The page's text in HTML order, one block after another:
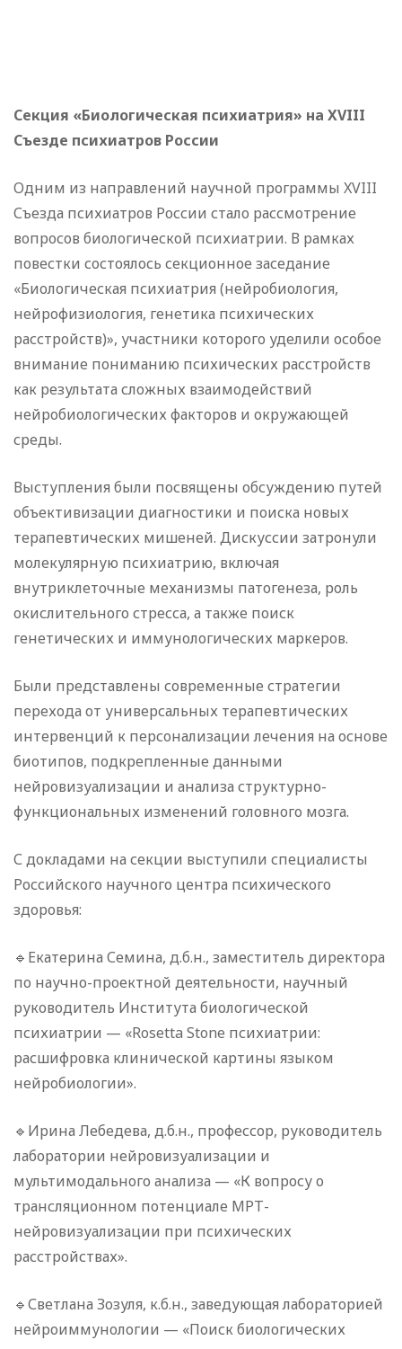
Секция «Биологическая психиатрия» на XVIII
Съезде психиатров России
Одним из направлений научной программы XVIII
Съезда психиатров России стало рассмотрение
вопросов биологической психиатрии. В рамках
повестки состоялось секционное заседание
«Биологическая психиатрия (нейробиология,
нейрофизиология, генетика психических
расстройств)», участники которого уделили особое
внимание пониманию психических расстройств
как результата сложных взаимодействий
нейробиологических факторов и окружающей
среды.
Выступления были посвящены обсуждению путей
объективизации диагностики и поиска новых
терапевтических мишеней. Дискуссии затронули
молекулярную психиатрию, включая
внутриклеточные механизмы патогенеза, роль
окислительного стресса, а также поиск
генетических и иммунологических маркеров.
Были представлены современные стратегии
перехода от универсальных терапевтических
интервенций к персонализации лечения на основе
биотипов, подкрепленные данными
нейровизуализации и анализа структурно-
функциональных изменений головного мозга.
С докладами на секции выступили специалисты
Российского научного центра психического
здоровья:
🔹Екатерина Семина, д.б.н., заместитель директора
по научно-проектной деятельности, научный
руководитель Института биологической
психиатрии — «Rosetta Stone психиатрии:
расшифровка клинической картины языком
нейробиологии».
🔹Ирина Лебедева, д.б.н., профессор, руководитель
лаборатории нейровизуализации и
мультимодального анализа — «К вопросу о
трансляционном потенциале МРТ-
нейровизуализации при психических
расстройствах».
🔹Светлана Зозуля, к.б.н., заведующая лабораторией
нейроиммунологии — «Поиск биологических